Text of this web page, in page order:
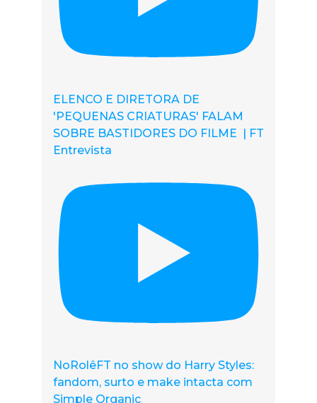
ELENCO E DIRETORA DE
'PEQUENAS CRIATURAS' FALAM
SOBRE BASTIDORES DO FILME | FT
Entrevista
NoRolêFT no show do Harry Styles:
fandom, surto e make intacta com
Simple Organic